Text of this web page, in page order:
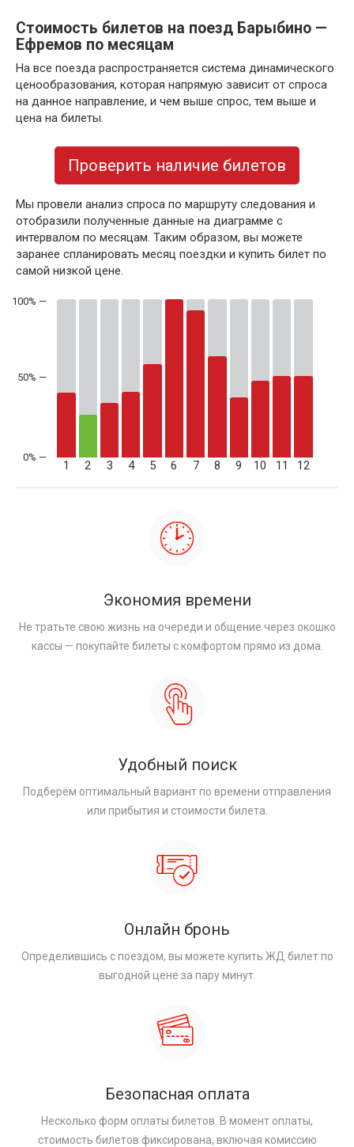
Стоимость билетов на поезд Барыбино —
Ефремов по месяцам
На все поезда распространяется система динамического
ценообразования, которая напрямую зависит от спроса
на данное направление, и чем выше спрос, тем выше и
цена на билеты.
Проверить наличие билетов
Мы провели анализ спроса по маршруту следования и
отобразили полученные данные на диаграмме с
интервалом по месяцам. Таким образом, вы можете
заранее спланировать месяц поездки и купить билет по
самой низкой цене.
50% —
1 2 3 4 5 6 7 8 9 10 11 12
Экономия времени
Не тратьте свою жизнь на очереди и общение через окошко
кассы — покупайте билеты с комфортом прямо из дома.
Удобный поиск
Подберём оптимальный вариант по времени отправления
или прибытия и стоимости билета.
Онлайн бронь
Определившись с поездом, вы можете купить ЖД билет по
выгодной цене за пару минут.
Безопасная оплата
Несколько форм оплаты билетов. В момент оплаты,
стоимость билетов фиксирована, включая комиссию